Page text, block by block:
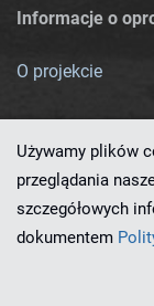
Informacje o
O projekcie
Ten serwis działa
Używamy plików
przeglądania
szczegółowych
dokumentem